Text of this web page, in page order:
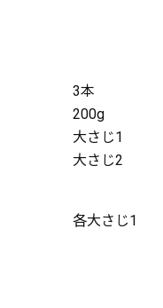
3本
200g
大さじ1
大さじ2
各大さじ1